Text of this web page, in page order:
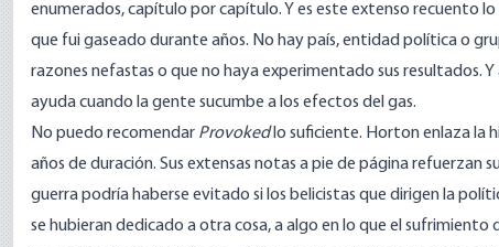
enumerados, capítulo por capítulo. Y es este extenso recuento
que fui gaseado durante años. No hay país, entidad política o
razones nefastas o que no haya experimentado sus resultados.
ayuda cuando la gente sucumbe a los efectos del gas.
No puedo recomendar Provoked lo suficiente. Horton enlaza la
años de duración. Sus extensas notas a pie de página refuerzan
guerra podría haberse evitado si los belicistas que dirigen la
se hubieran dedicado a otra cosa, a algo en lo que el